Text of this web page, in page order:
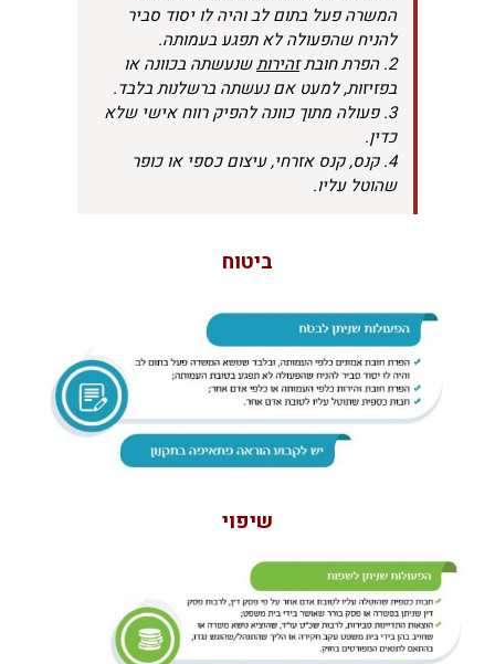
המשרה פעל בתום לב והיה לו יסוד סביר
להניח שהפעולה לא תפגע בעמותה.
2. הפרת חובת
זהירותשנעשתה בכוונה או
בפזיזות, למעט אם נעשתה ברשלנות בלבד.
3. פעולה מתוך כוונה להפיק רווח אישי שלא
כדין.
4. קנס, קנס אזרחי, עיצום כספי או כופר
שהוטל עליו.
ביטוח
שיפוי